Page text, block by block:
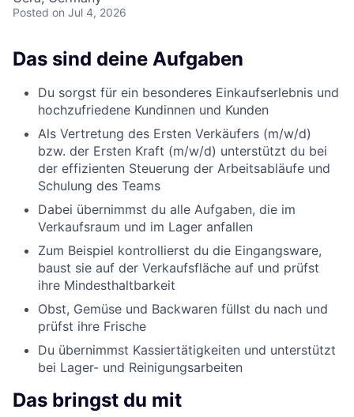
Posted on Jul 4, 2026
Das sind deine Aufgaben
Du sorgst für ein besonderes Einkaufserlebnis und
hochzufriedene Kundinnen und Kunden
Als Vertretung des Ersten Verkäufers (m/w/d)
bzw. der Ersten Kraft (m/w/d) unterstützt du bei
der effizienten Steuerung der Arbeitsabläufe und
Schulung des Teams
Dabei übernimmst du alle Aufgaben, die im
Verkaufsraum und im Lager anfallen
Zum Beispiel kontrollierst du die Eingangsware,
baust sie auf der Verkaufsfläche auf und prüfst
ihre Mindesthaltbarkeit
Obst, Gemüse und Backwaren füllst du nach und
prüfst ihre Frische
Du übernimmst Kassiertätigkeiten und unterstützt
bei Lager- und Reinigungsarbeiten
Das bringst du mit